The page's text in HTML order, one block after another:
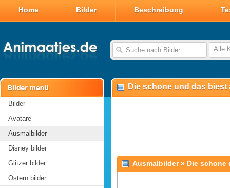
Home Bilder Beschreibung
Alle
Bilder
Avatare
Ausmalbilder
Disney bilder
Glitzer bilder
Ostern bilder
Die schone und das biest
Ausmalbilder» Die schone